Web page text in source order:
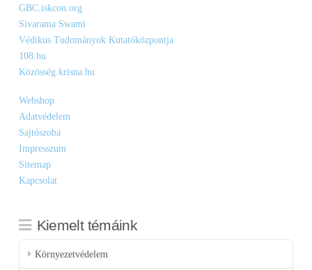
GBC.iskcon.org
Sivarama Swami
Védikus Tudományok Kutatóközpontja
108.hu
Közösség.krisna.hu
Webshop
Adatvédelem
Sajtószoba
Impresszum
Sitemap
Kapcsolat
Kiemelt témáink
Környezetvédelem